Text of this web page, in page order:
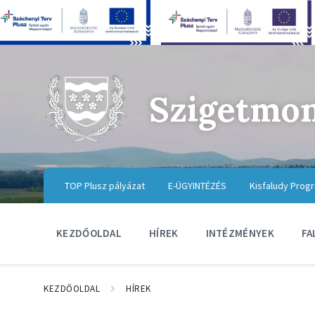
TOP Plusz pályázat E-ÜGYINTÉZÉS Kisfaludy
KEZDŐOLDAL HÍREK INTÉZMÉNYEK
KEZDŐOLDAL HÍREK